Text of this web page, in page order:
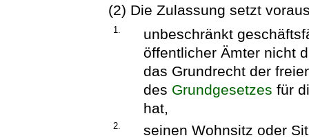
(2) Die Zulassung setzt
1.
unbeschränkt
öffentlicher Ämter nicht
das Grundrecht der
des Grundgesetzes für
hat,
2.
seinen Wohnsitz oder